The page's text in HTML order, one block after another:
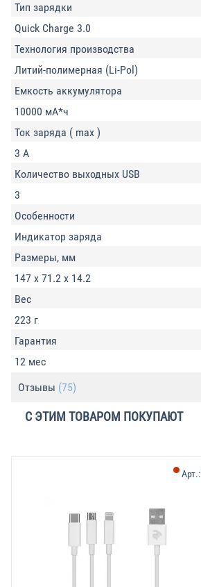
Тип зарядки
Quick Charge 3.0
Технология производства
Литий-полимерная (Li-Pol)
Емкость аккумулятора
10000 мА*ч
Ток заряда ( max )
3 А
Количество выходных USB
3
Особенности
Индикатор заряда
Размеры, мм
147 х 71.2 х 14.2
Вес
223 г
Гарантия
12 мес
Отзывы (75)
С ЭТИМ ТОВАРОМ ПОКУПАЮТ
Арт.: